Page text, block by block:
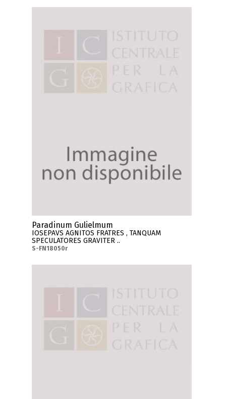
Paradinum Gulielmum
IOSEPAVS AGNITOS FRATRES , TANQUAM
SPECULATORES GRAVITER ..
S-FN18050r